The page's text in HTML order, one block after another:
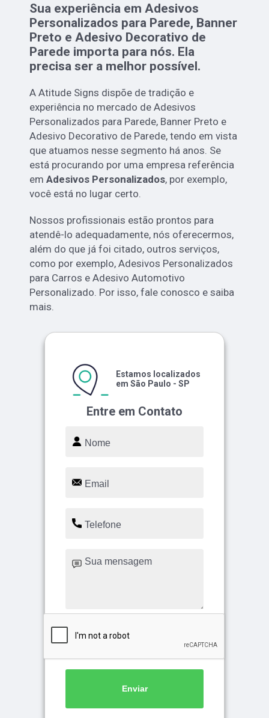
Sua experiência em Adesivos
Personalizados para Parede, Banner
Preto e Adesivo Decorativo de
Parede importa para nós. Ela
precisa ser a melhor possível.
A Atitude Signs dispõe de tradição e
experiência no mercado de Adesivos
Personalizados para Parede, Banner Preto e
Adesivo Decorativo de Parede, tendo em vista
que atuamos nesse segmento há anos. Se
está procurando por uma empresa referência
emAdesivos Personalizados, por exemplo,
você está no lugar certo.
Nossos profissionais estão prontos para
atendê-lo adequadamente, nós oferecermos,
além do que já foi citado, outros serviços,
como por exemplo, Adesivos Personalizados
para Carros e Adesivo Automotivo
Personalizado. Por isso, fale conosco e saiba
mais.
Entre em Contato
Estamos localizados
em São Paulo - SP
Enviar